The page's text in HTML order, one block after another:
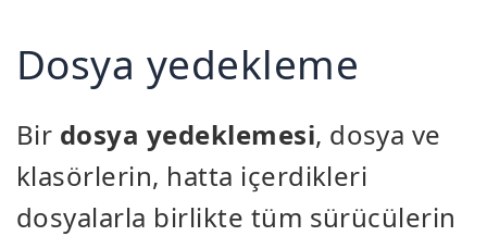
Dosya yedekleme
Bir dosya yedeklemesi, dosya ve
klasörlerin, hatta içerdikleri
dosyalarla birlikte tüm sürücülerin